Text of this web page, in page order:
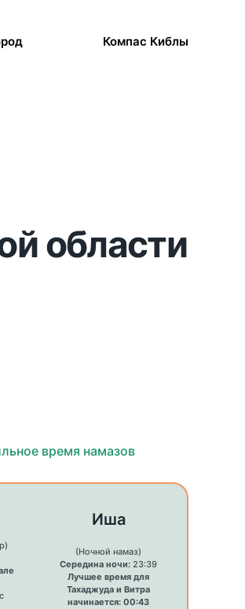
Компас Киблы
области
время намазов
Иша
(Ночной намаз)
Середина ночи: 23:39
Лучшее время для
Тахаджуда и Витра
начинается: 00:43